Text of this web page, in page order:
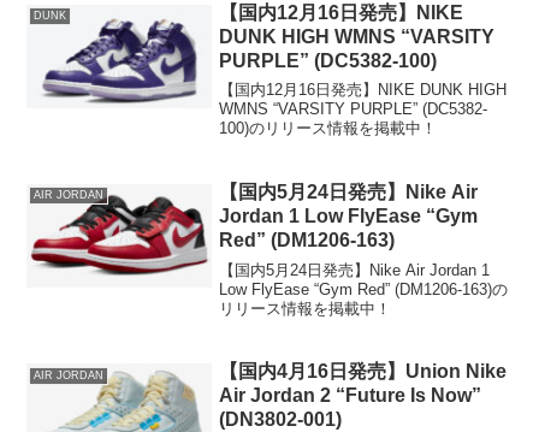
DUNK
【国内12月16日発売】NIKE
DUNK HIGH WMNS “VARSITY
PURPLE” (DC5382-100)
【国内12月16日発売】NIKE DUNK HIGH
WMNS “VARSITY PURPLE” (DC5382-
100)のリリース情報を掲載中！
AIR JORDAN
【国内5月24日発売】Nike Air
Jordan 1 Low FlyEase “Gym
Red” (DM1206-163)
【国内5月24日発売】Nike Air Jordan 1
Low FlyEase “Gym Red” (DM1206-163)の
リリース情報を掲載中！
AIR JORDAN
【国内4月16日発売】Union Nike
Air Jordan 2 “Future Is Now”
(DN3802-001)